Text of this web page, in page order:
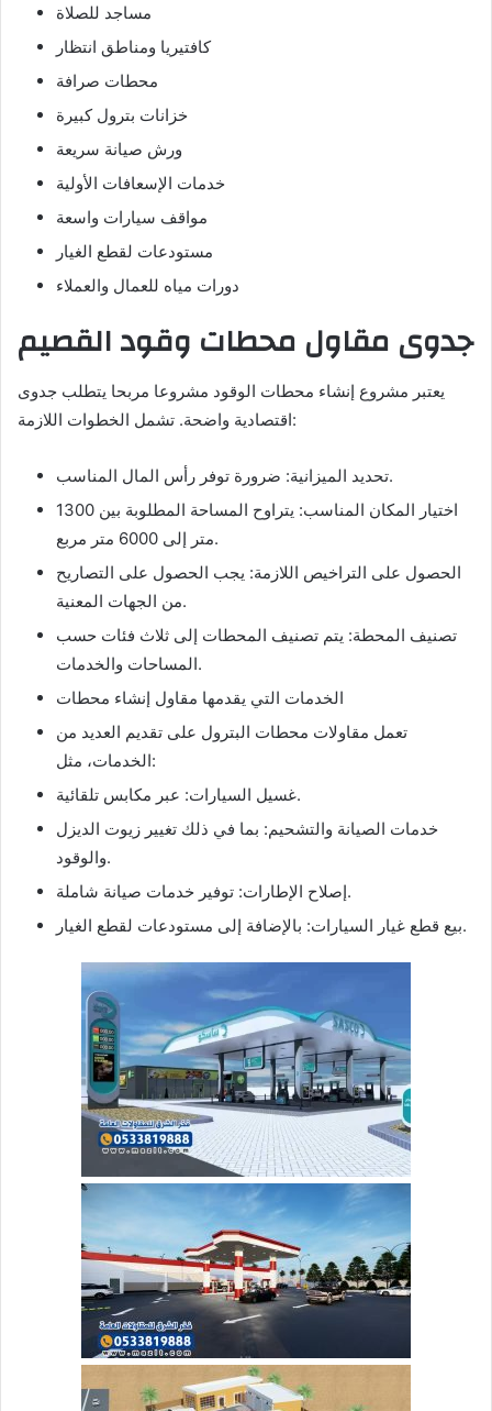
مساجد للصلاة
كافتيريا ومناطق انتظار
محطات صرافة
خزانات بترول كبيرة
ورش صيانة سريعة
خدمات الإسعافات الأولية
مواقف سيارات واسعة
مستودعات لقطع الغيار
دورات مياه للعمال والعملاء
جدوى مقاول محطات وقود القصيم
يعتبر مشروع إنشاء محطات الوقود مشروعا مربحا يتطلب جدوى
اقتصادية واضحة. تشمل الخطوات اللازمة:
تحديد الميزانية: ضرورة توفر رأس المال المناسب.
اختيار المكان المناسب: يتراوح المساحة المطلوبة بين 1300
متر إلى 6000 متر مربع.
الحصول على التراخيص اللازمة: يجب الحصول على التصاريح
من الجهات المعنية.
تصنيف المحطة: يتم تصنيف المحطات إلى ثلاث فئات حسب
المساحات والخدمات.
الخدمات التي يقدمها مقاول إنشاء محطات
تعمل مقاولات محطات البترول على تقديم العديد من
الخدمات، مثل:
غسيل السيارات: عبر مكابس تلقائية.
خدمات الصيانة والتشحيم: بما في ذلك تغيير زيوت الديزل
والوقود.
إصلاح الإطارات: توفير خدمات صيانة شاملة.
بيع قطع غيار السيارات: بالإضافة إلى مستودعات لقطع الغيار.